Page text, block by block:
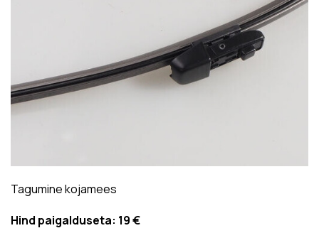
Tagumine kojamees
Hind paigalduseta: 19 €